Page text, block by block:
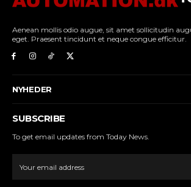
Aenean mollis odio augue, sit amet sollicitudin
eget. Praesent tincidunt et neque congue efficitur.
NYHEDER
SUBSCRIBE
To get email updates from Today News.